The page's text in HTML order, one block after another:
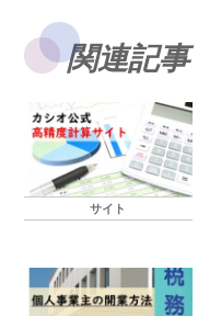
関連記事
サイト